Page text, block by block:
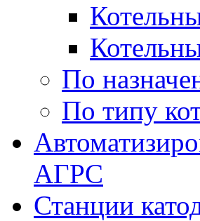
По
По типу
АГРС
Станции